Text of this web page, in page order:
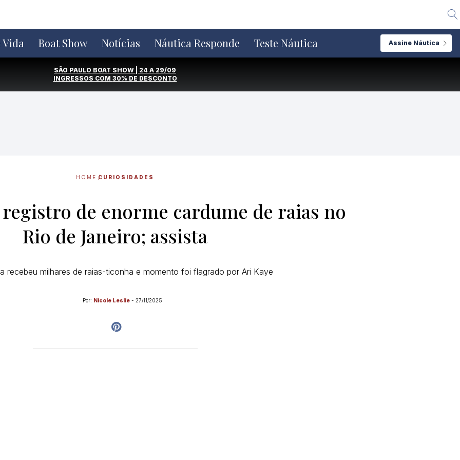
Boat Show Notícias Náutica Responde Teste Náutica Assine Náutica
SÃO PAULO BOAT SHOW | 24 A 29/09
INGRESSOS COM 30% DE DESCONTO
HOME CURIOSIDADES
de enorme cardume de raias no
Rio de Janeiro; assista
recebeu milhares de raias-ticonha e momento foi flagrado por Ari Kaye
Por: Nicole Leslie - 27/11/2025